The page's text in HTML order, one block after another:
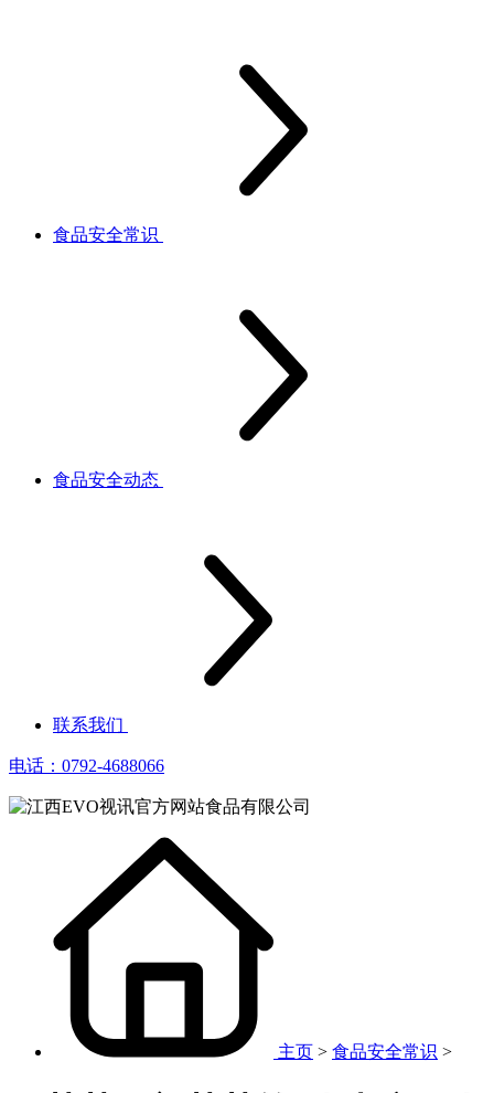
食品安全常识
食品安全动态
联系我们
电话：0792-4688066
主页 > 食品安全常识 >